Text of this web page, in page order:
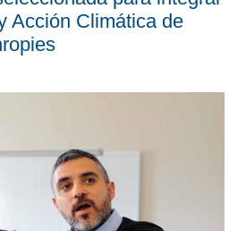
Acción Climática de